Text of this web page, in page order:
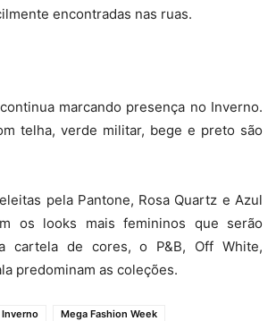
encontradas nas ruas.
marcando presença no Inverno.
telha, verde militar, bege e preto são
pela Pantone, Rosa Quartz e Azul
os looks mais femininos que serão
cartela de cores, o P&B, Off White,
predominam as coleções.
Inverno
Mega Fashion Week